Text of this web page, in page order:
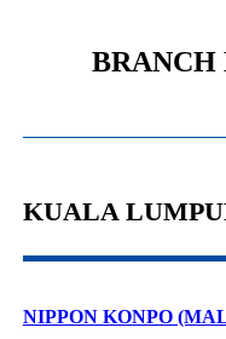
BRANCH
KUALA
NIPPON KONPO